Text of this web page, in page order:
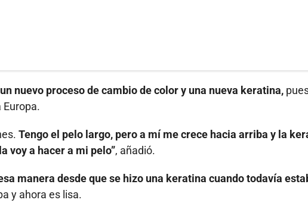
nuevo proceso de cambio de color y una nueva keratina,
Tengo el pelo largo, pero a mí me crece hacia arriba y la
voy a hacer a mi pelo”, añadió.
manera desde que se hizo una keratina cuando todavía
y ahora es lisa.